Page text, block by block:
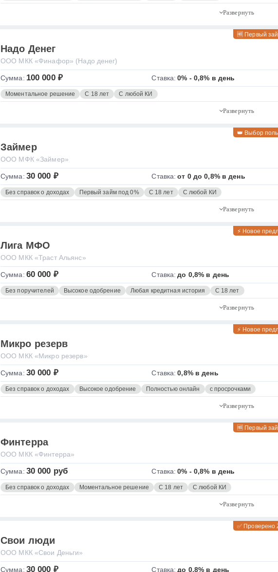
🆓 Первый
Надо Денег
ООО МКК «Финафор» (Надо денег)
Сумма: 100 000 ₽ Ставка: 0% - 0,8% в день
Моментальное решение С 18 лет С любой КИ
👑 Выбор
Займер
ООО МФК «Займер»
Сумма: 30 000 ₽ Ставка: от 0 до 0,8% в день
Без справок о доходах Первый займ под 0% С 18 лет С любой КИ
⚡ Новое
Лига МФО
ООО МКК «Траст Альянс»
Сумма: 60 000 ₽ Ставка: до 0,8% в день
Без поручителей Высокое одобрение Любая кредитная история С 18 лет
⚡ Новое
Микро резерв
ООО МКК «Микро резерв»
Сумма: 30 000 ₽ Ставка: 0,8% в день
Без справок о доходах Высокое одобрение Полностью онлайн с просрочками
🆓 Первый
Финтерра
ООО МКК «Финтерра»
Сумма: 30 000 руб Ставка: 0% - 0,8% в день
Без справок о доходах Моментальное решение С 18 лет С любой КИ
✅ Проверено
Свои люди
ООО МКК «Свои Деньги»
Сумма: 30 000 ₽ Ставка: до 0,8% в день